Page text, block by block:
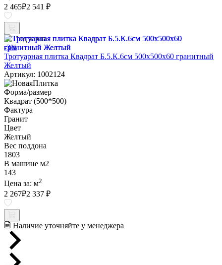
2 465₽2 541 ₽
Под заказ
-3%
Тротуарная плитка Квадрат Б.5.К.6см 500х500х60 гранитный
Желтый
Артикул: 1002124
Форма/размер
Квадрат (500*500)
Фактура
Гранит
Цвет
Желтый
Вес поддона
1803
В машине м2
143
Цена за: м2
2 267₽2 337 ₽
Наличие уточняйте у менеджера